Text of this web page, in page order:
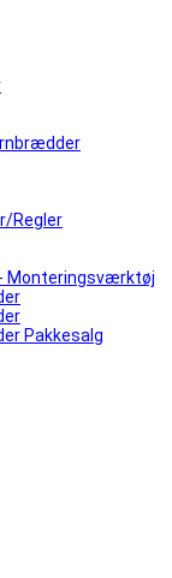
Regler
Monteringsværktøj
Pakkesalg